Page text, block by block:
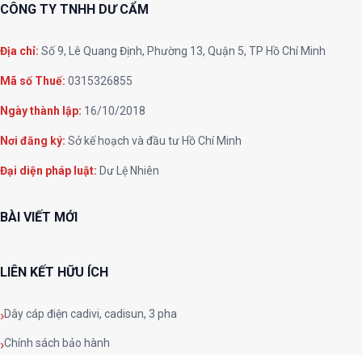
CÔNG TY TNHH DƯ CẨM
Địa chỉ: Số 9, Lê Quang Định, Phường 13, Quận 5, TP Hồ Chí Minh
Mã số Thuế: 0315326855
Ngày thành lập: 16/10/2018
Nơi đăng ký: Sở kế hoạch và đầu tư Hồ Chí Minh
Đại diện pháp luật: Dư Lệ Nhiên
BÀI VIẾT MỚI
LIÊN KẾT HỮU ÍCH
Dây cáp điện cadivi, cadisun, 3 pha
Chính sách bảo hành